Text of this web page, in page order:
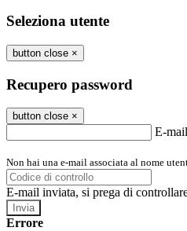
Seleziona utente
button close ×
Recupero password
button close ×
E-mail
Non hai una e-mail associata al nome
E-mail inviata, si prega di
Errore